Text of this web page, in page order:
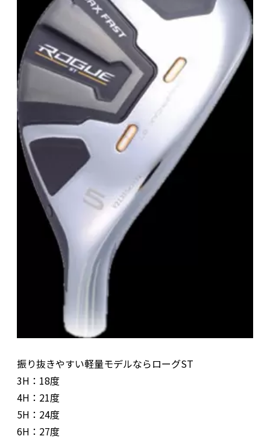
振り抜きやすい軽量モデルならローグST
3H：18度
4H：21度
5H：24度
6H：27度